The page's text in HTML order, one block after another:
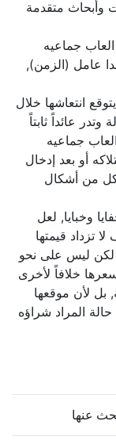
متقدمة
جماعيه
عامل (الزمن),
انتعاشها خلال
عائداً ثابتاً
جماعيه
أو بعد إدخال
من أشكال
وخبايا, لعل
قيمتها
لكن ليس على نحو
خلافاً لأخرى
لأن موقعها
المراد شراؤه
عنها